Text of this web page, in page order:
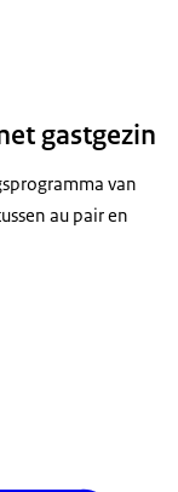
gastgezin
van
au pairen